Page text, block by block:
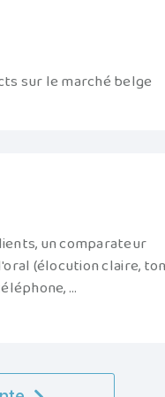
sur le marché belge
un comparateur
(élocution claire,
...